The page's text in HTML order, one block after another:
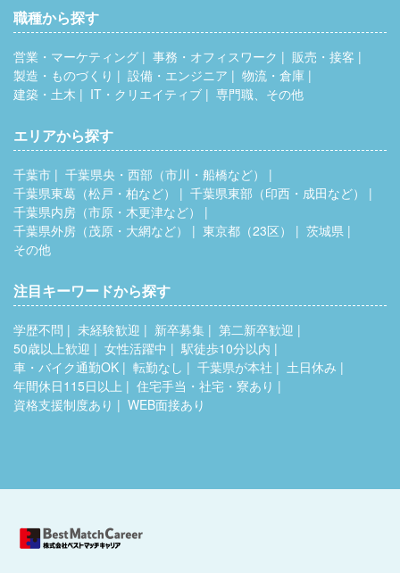
職種から探す
営業・マーケティング 事務・オフィスワーク
販売・接客
製造・ものづくり
設備・エンジニア
物流・倉庫
建築・土木
IT・クリエイティブ 専門職、その他
エリアから探す
千葉市
千葉県央・西部（市川・船橋など）
千葉県東葛（松戸・柏など）
千葉県東部（印西・成田など）
千葉県内房（市原・木更津など）
千葉県外房（茂原・大網など）
東京都（23区）
茨城県
その他
注目キーワードから探す
学歴不問 未経験歓迎 新卒募集
第二新卒歓迎
50歳以上歓迎
女性活躍中
駅徒歩10分以内
車・バイク通勤OK
転勤なし 千葉県が本社
土日休み
年間休日115日以上
住宅手当・社宅・寮あり
資格支援制度あり
WEB面接あり